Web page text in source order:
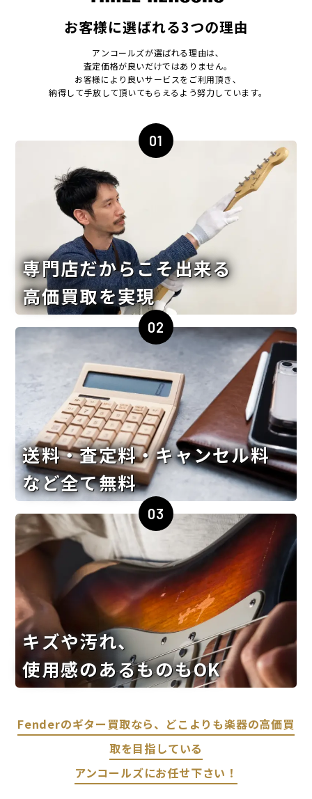
お客様に選ばれる3つの理由
アンコールズが選ばれる理由は､
査定価格が良いだけではありません｡
お客様により良いサービスをご利用頂き､
納得して手放して頂いてもらえるよう努力しています｡
01
専門店だからこそ出来る
高価買取を実現
02
送料・査定料・キャンセル料
など全て無料
03
キズや汚れ、
使用感のあるものもOK
Fenderのギター買取なら、どこよりも楽器の高価買
取を目指している
アンコールズにお任せ下さい！